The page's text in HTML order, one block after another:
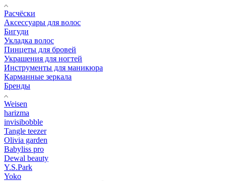
Расчёски
Аксессуары для волос
Бигуди
Укладка волос
Пинцеты для бровей
Украшения для ногтей
Инструменты для маникюра
Карманные зеркала
Бренды
Weisen
harizma
invisibobble
Tangle teezer
Olivia garden
Babyliss pro
Dewal beauty
Y.S.Park
Yoko